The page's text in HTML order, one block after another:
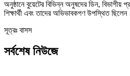
অনুষ্ঠানে বুয়েটের বিভিন্ন অনুষদের ডিন, বিভাগীয়
শিক্ষার্থী এবং তাদের অভিভাবকগণ উপস্থিত ছিলেন।
সূত্রঃ বাসস
সর্বশেষ নিউজে